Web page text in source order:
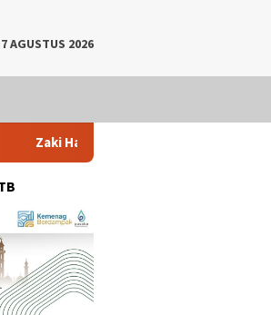
AGUSTUS 2026
Siswa SMPN 2 Praya Terima SK PIP,